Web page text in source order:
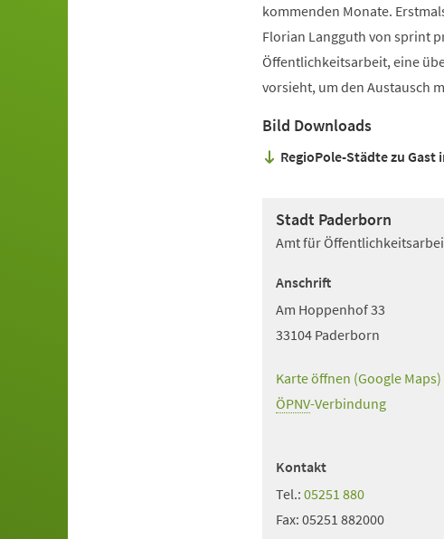
kommenden Monate.
Florian Langguth von sprint
Öffentlichkeitsarbeit, eine
vorsieht, um den Austausch
Bild Downloads
RegioPole-Städte zu Gast
Stadt Paderborn
Amt für
Anschrift
Am Hoppenhof 33
33104 Paderborn
Karte öffnen (Google Maps)
(Öffnet
in
ÖPNV-Verbindung
(Öffnet
Tab)
Kontakt
Tel.: 05251 880
Fax: 05251 882000